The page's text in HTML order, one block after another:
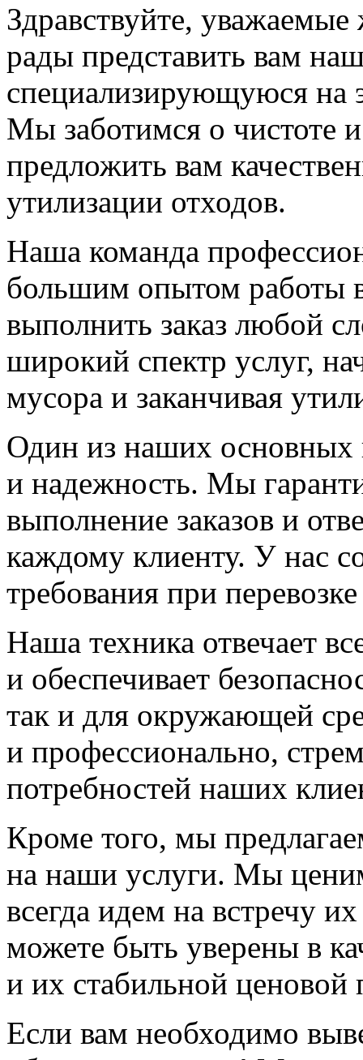
Здравствуйте,
рады представить вам
специализирующуюся на
Мы заботимся о чистоте
предложить вам
утилизации отходов.
Наша команда
большим опытом работы
выполнить заказ любой
широкий спектр услуг,
мусора и заканчивая
Один из наших основных
и надежность. Мы
выполнение заказов и
каждому клиенту. У нас
требования при
Наша техника отвечает
и обеспечивает
так и для окружающей
и профессионально,
потребностей наших
Кроме того, мы
на наши услуги. Мы
всегда идем на встречу
можете быть уверены в
и их стабильной ценовой
Если вам необходимо